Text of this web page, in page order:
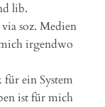
lib.
soz. Medien
irgendwo
ein System
ist für mich